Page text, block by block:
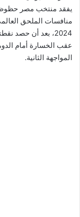
يفقد منتخب مصر حظوظه
منافسات الملحق
2024، بعد أن حصد
عقب الخسارة أمام
المواجهة الثانية.